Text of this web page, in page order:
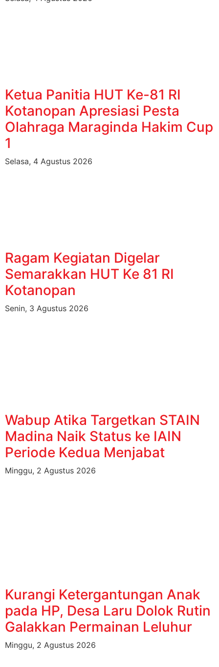
Ketua Panitia HUT Ke-81 RI
Kotanopan Apresiasi Pesta
Olahraga Maraginda Hakim Cup
1
Selasa, 4 Agustus 2026
Ragam Kegiatan Digelar
Semarakkan HUT Ke 81 RI
Kotanopan
Senin, 3 Agustus 2026
Wabup Atika Targetkan STAIN
Madina Naik Status ke IAIN
Periode Kedua Menjabat
Minggu, 2 Agustus 2026
Kurangi Ketergantungan Anak
pada HP, Desa Laru Dolok Rutin
Galakkan Permainan Leluhur
Minggu, 2 Agustus 2026